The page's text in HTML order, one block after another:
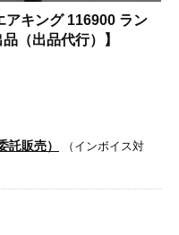
アキング 116900 ラン
（出品代行）】
託販売）
（インボイス対